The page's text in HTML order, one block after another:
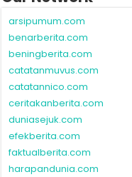
arsipumum.com
benarberita.com
beningberita.com
catatanmuvus.com
catatannico.com
ceritakanberita.com
duniasejuk.com
efekberita.com
faktualberita.com
harapandunia.com